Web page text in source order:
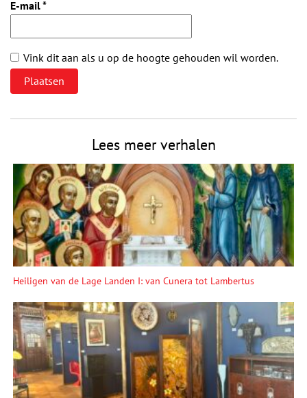
E-mail*
Vink dit aan als u op de hoogte gehouden wil worden.
Lees meer verhalen
Heiligen van de Lage Landen I: van Cunera tot Lambertus